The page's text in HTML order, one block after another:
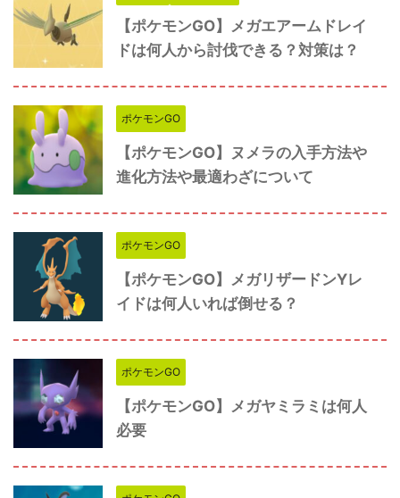
【ポケモンGO】メガエアームドレイ
ドは何人から討伐できる？対策は？
ポケモンGO
【ポケモンGO】ヌメラの入手方法や
進化方法や最適わざについて
ポケモンGO
【ポケモンGO】メガリザードンYレ
イドは何人いれば倒せる？
ポケモンGO
【ポケモンGO】メガヤミラミは何人
必要